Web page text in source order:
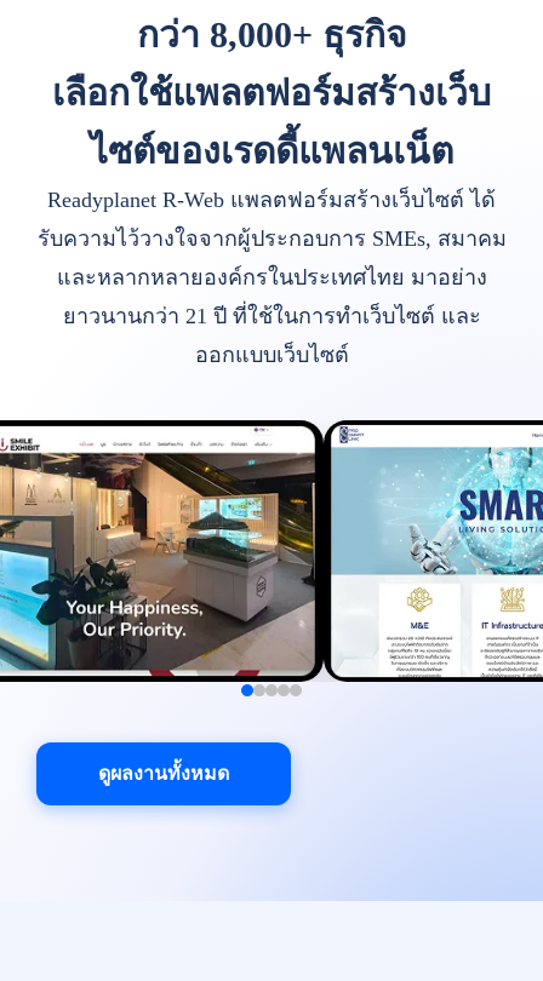
กว่า 8,000+ ธุรกิจ
เลือกใช้แพลตฟอร์มสร้างเว็บ
ไซต์ของเรดดี้แพลนเน็ต
Readyplanet R-Web แพลตฟอร์มสร้างเว็บไซต์ ได้
รับความไว้วางใจจากผู้ประกอบการ SMEs, สมาคม
และหลากหลายองค์กรในประเทศไทย มาอย่าง
ยาวนานกว่า 21 ปี ที่ใช้ในการทำเว็บไซต์ และ
ออกแบบเว็บไซต์
ดูผลงานทั้งหมด